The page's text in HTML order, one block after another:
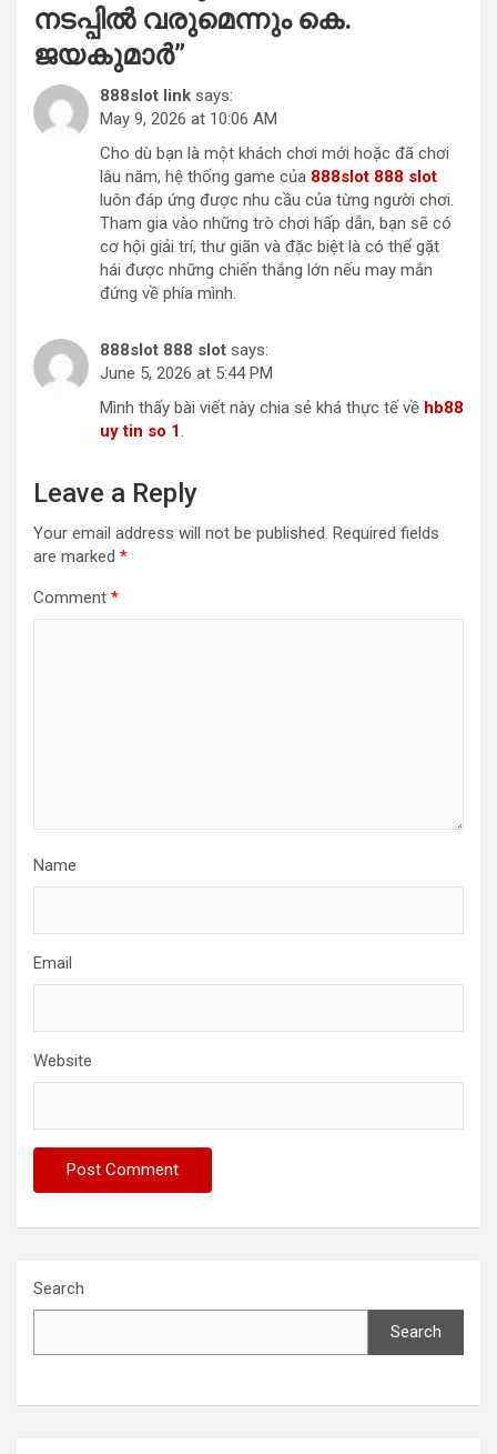
നടപ്പില്‍ വരുമെന്നും കെ.
ജയകുമാര്‍”
888slot link says:
May 9, 2026 at 10:06 AM
Cho dù bạn là một khách chơi mới hoặc đã chơi
lâu năm, hệ thống game của 888slot 888 slot
luôn đáp ứng được nhu cầu của từng người chơi.
Tham gia vào những trò chơi hấp dẫn, bạn sẽ có
cơ hội giải trí, thư giãn và đặc biệt là có thể gặt
hái được những chiến thắng lớn nếu may mắn
đứng về phía mình.
888slot 888 slot says:
June 5, 2026 at 5:44 PM
Mình thấy bài viết này chia sẻ khá thực tế về hb88
uy tin so 1.
Leave a Reply
Your email address will not be published. Required fields
are marked *
Comment *
Name
Email
Website
Search
Search